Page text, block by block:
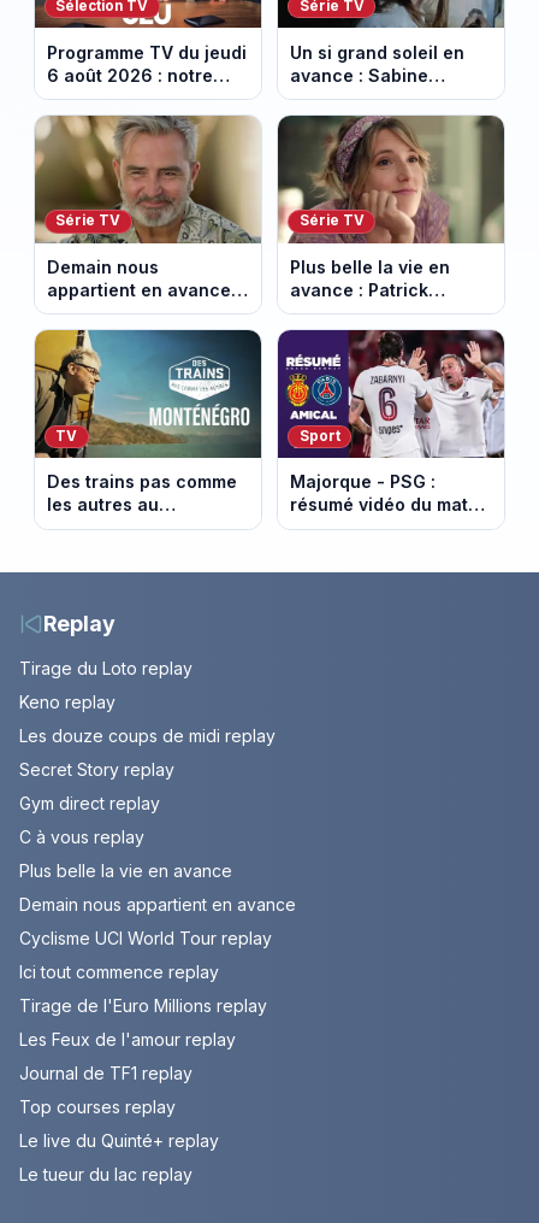
Sélection TV
Programme TV du jeudi
6 août 2026 : notre
sélection pour votre
soirée télé
Série TV
Un si grand soleil en
avance : Sabine
menacée par Céleste.
Episode du 7 août
2026 (spoiler).
Série TV
Demain nous
appartient en avance:
Alex révèle son lourd
secret. Episode du 7
août 2026.
Série TV
Plus belle la vie en
avance : Patrick
victime d’un malaise.
Episode du 7 août
2026 (spoiler)
TV
Des trains pas comme
les autres au
Monténégro : Philippe
l’Adriatique
Sport
Majorque - PSG :
résumé vidéo du match
amical du 5 août 2026
Replay
Tirage du Loto replay
Keno replay
Les douze coups de midi replay
Secret Story replay
Gym direct replay
C à vous replay
Plus belle la vie en avance
Demain nous appartient en avance
Cyclisme UCI World Tour replay
Ici tout commence replay
Tirage de l'Euro Millions replay
Les Feux de l'amour replay
Journal de TF1 replay
Top courses replay
Le live du Quinté+ replay
Le tueur du lac replay